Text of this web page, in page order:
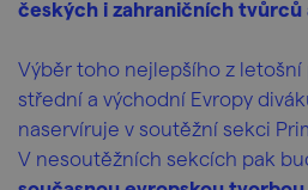
českých i zahraničních tvůrců
Výběr toho nejlepšího z
střední a východní Evropy
naservíruje v soutěžní sekci
V nesoutěžních sekcích pak